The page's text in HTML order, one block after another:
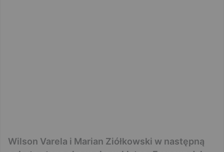
Wilson Varela i Marian Ziółkowski w następną